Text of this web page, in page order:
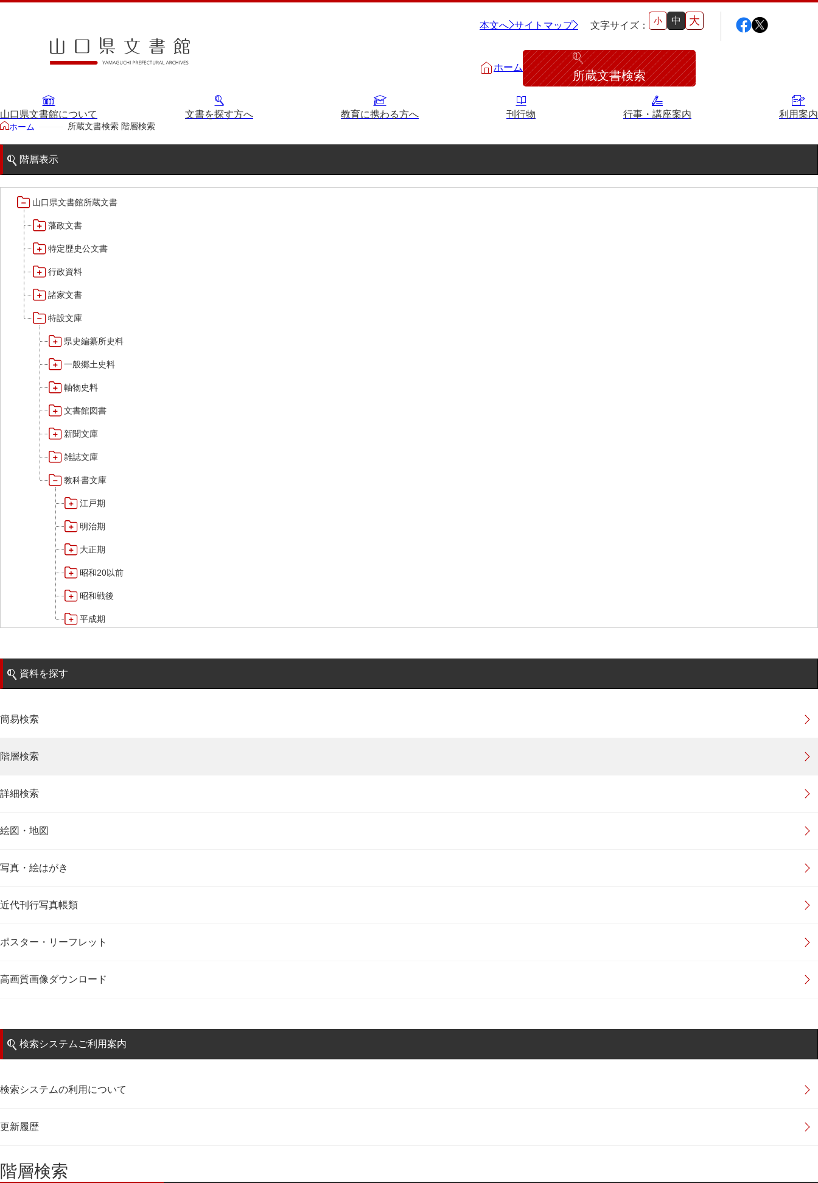
本文へ サイトマップ 文字サイズ： 小 中 大
ホーム
所蔵文書検索
山口県文書館について 文書を探す方へ 教育に携わる方へ 刊行物 行事・講座案内 利用案内
ホーム 所蔵文書検索 階層検索
階層表示
山口県文書館所蔵文書
藩政文書
特定歴史公文書
行政資料
諸家文書
特設文庫
県史編纂所史料
一般郷土史料
軸物史料
文書館図書
新聞文庫
雑誌文庫
教科書文庫
江戸期
明治期
大正期
昭和20以前
昭和戦後
平成期
資料を探す
簡易検索
階層検索
詳細検索
絵図・地図
写真・絵はがき
近代刊行写真帳類
ポスター・リーフレット
高画質画像ダウンロード
検索システムご利用案内
検索システムの利用について
更新履歴
階層検索